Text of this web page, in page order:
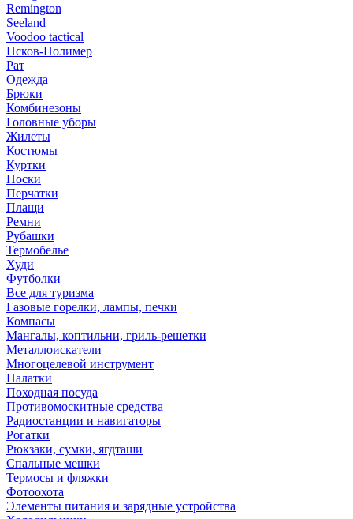
Remington
Seeland
Voodoo tactical
Псков-Полимер
Рат
Одежда
Брюки
Комбинезоны
Головные уборы
Жилеты
Костюмы
Куртки
Носки
Перчатки
Плащи
Ремни
Рубашки
Термобелье
Худи
Футболки
Все для туризма
Газовые горелки, лампы, печки
Компасы
Мангалы, коптильни, гриль-решетки
Металлоискатели
Многоцелевой инструмент
Палатки
Походная посуда
Противомоскитные средства
Радиостанции и навигаторы
Рогатки
Рюкзаки, сумки, ягдташи
Спальные мешки
Термосы и фляжки
Фотоохота
Элементы питания и зарядные устройства